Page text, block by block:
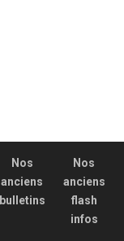
Nos
anciens
bulletins
Nos
anciens
flash
infos